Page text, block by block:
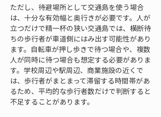
ただし、待避場所として交通島を使う場合
は、十分な有効幅と奥行きが必要です。人が
立つだけで精一杯の狭い交通島では、横断待
ちの歩行者が車道側にはみ出す可能性があり
ます。自転車が押し歩きで待つ場合や、複数
人が同時に待つ場合も想定する必要がありま
す。学校周辺や駅周辺、商業施設の近くで
は、歩行者がまとまって滞留する時間帯があ
るため、平均的な歩行者数だけで判断すると
不足することがあります。